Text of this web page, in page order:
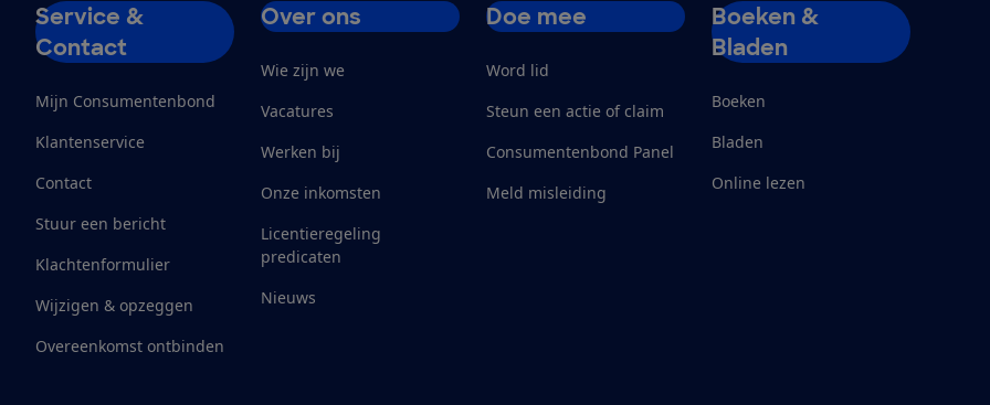
Service &
Contact
Mijn Consumentenbond
Klantenservice
Contact
Stuur een bericht
Klachtenformulier
Wijzigen & opzeggen
Overeenkomst ontbinden
Over ons
Wie zijn we
Vacatures
Werken bij
Onze inkomsten
Licentieregeling
predicaten
Nieuws
Doe mee
Word lid
Steun een actie of claim
Consumentenbond Panel
Meld misleiding
Boeken &
Bladen
Boeken
Bladen
Online lezen